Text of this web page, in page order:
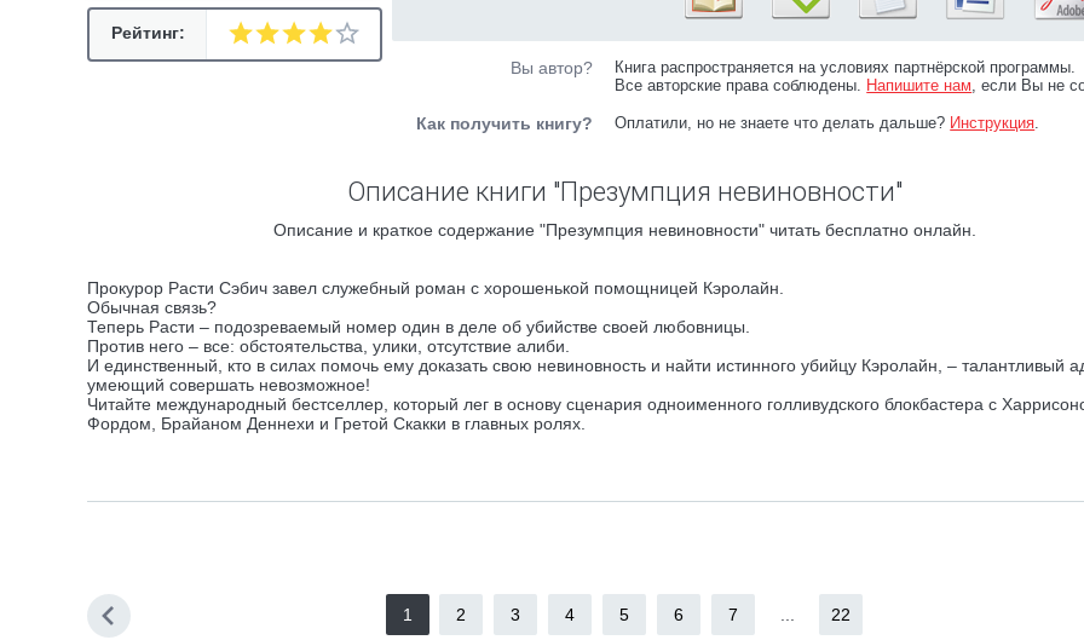
Рейтинг:
Вы автор?
Книга распространяется на условиях партнёрской программы.
Все авторские права соблюдены. Напишите нам, если Вы не
Как получить книгу? Оплатили, но не знаете что делать дальше? Инструкция.
Описание книги "Презумпция невиновности"
Описание и краткое содержание "Презумпция невиновности" читать бесплатно онлайн.
Прокурор Расти Сэбич завел служебный роман с хорошенькой помощницей Кэролайн.
Обычная связь?
Теперь Расти – подозреваемый номер один в деле об убийстве своей любовницы.
Против него – все: обстоятельства, улики, отсутствие алиби.
И единственный, кто в силах помочь ему доказать свою невиновность и найти истинного убийцу Кэролайн, – талантливый
умеющий совершать невозможное!
Читайте международный бестселлер, который лег в основу сценария одноименного голливудского блокбастера с
Фордом, Брайаном Деннехи и Гретой Скакки в главных ролях.
1 2 3 4 5 6 7 22